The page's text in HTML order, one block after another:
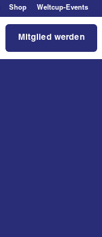
Shop Weltcup-Events
Mitglied werden